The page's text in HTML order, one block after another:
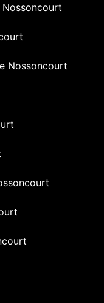
Nossoncourt